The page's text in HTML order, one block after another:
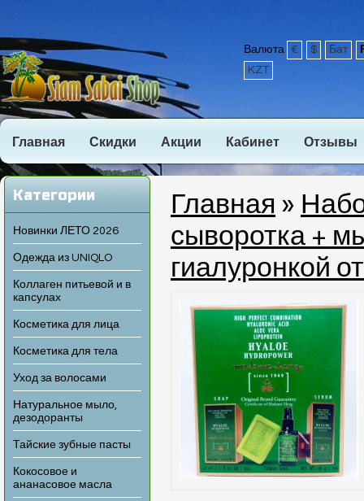
Валюта € $ Бат
KZT
Главная Скидки Акции Кабинет Отзывы
Категории
Новинки ЛЕТО 2026
Одежда из UNIQLO
Коллаген питьевой и в
капсулах
Косметика для лица
Косметика для тела
Уход за волосами
Натуральное мыло,
дезодоранты
Тайские зубные пасты
Кокосовое и
ананасовое масла
Главная »
сыворотка +
гиалуронкой